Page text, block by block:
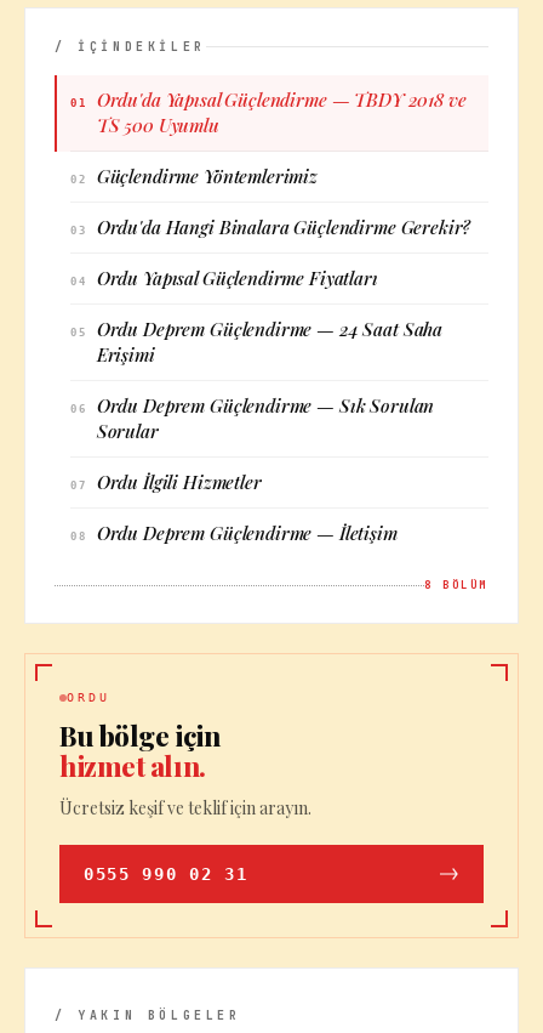
/ İÇİNDEKİLER
01
Ordu'da Yapısal Güçlendirme — TBDY 2018 ve
TS 500 Uyumlu
02 Güçlendirme Yöntemlerimiz
03 Ordu'da Hangi Binalara Güçlendirme Gerekir?
04 Ordu Yapısal Güçlendirme Fiyatları
05
Ordu Deprem Güçlendirme — 24 Saat Saha
Erişimi
06
Ordu Deprem Güçlendirme — Sık Sorulan
Sorular
07 Ordu İlgili Hizmetler
08 Ordu Deprem Güçlendirme — İletişim
8 BÖLÜM
ORDU
Bu bölge için
hizmet alın.
Ücretsiz keşif ve teklif için arayın.
0555 990 02 31
/ YAKIN BÖLGELER